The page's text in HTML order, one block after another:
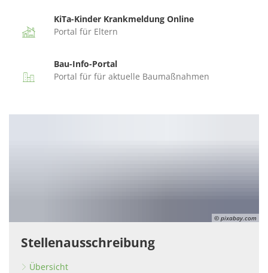
KiTa-Kinder Krankmeldung Online
Portal für Eltern
Bau-Info-Portal
Portal für für aktuelle Baumaßnahmen
© pixabay.com
Stellenausschreibung
Übersicht